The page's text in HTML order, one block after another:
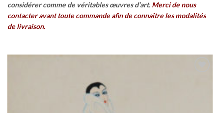
considérer comme de véritables œuvres d’art. Merci de nous
contacter avant toute commande afin de connaître les modalités
de livraison.